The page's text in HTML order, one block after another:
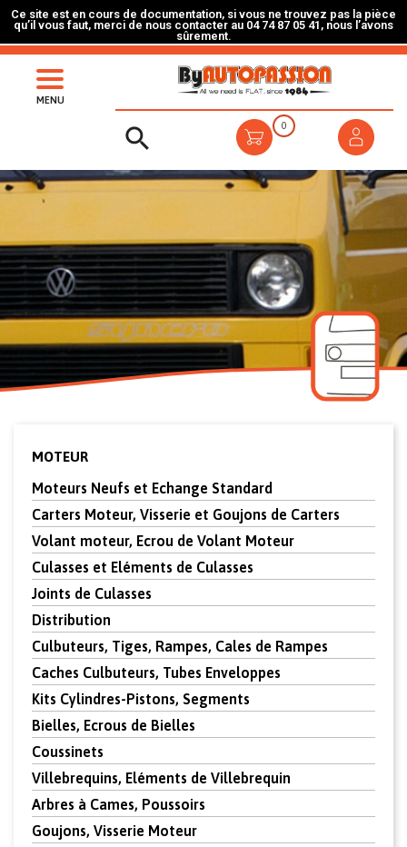
Ce site est en cours de documentation, si vous ne trouvez pas la pièce
qu’il vous faut, merci de nous contacter au 04 74 87 05 41, nous l’avons
sûrement.
MENU
 0
MOTEUR
Moteurs Neufs et Echange Standard
Carters Moteur, Visserie et Goujons de Carters
Volant moteur, Ecrou de Volant Moteur
Culasses et Eléments de Culasses
Joints de Culasses
Distribution
Culbuteurs, Tiges, Rampes, Cales de Rampes
Caches Culbuteurs, Tubes Enveloppes
Kits Cylindres-Pistons, Segments
Bielles, Ecrous de Bielles
Coussinets
Villebrequins, Eléments de Villebrequin
Arbres à Cames, Poussoirs
Goujons, Visserie Moteur